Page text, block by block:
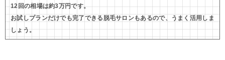
12回の相場は約3万円です。
お試しプランだけでも完了できる脱毛サロンもあるので、うまく活用しま
しょう。